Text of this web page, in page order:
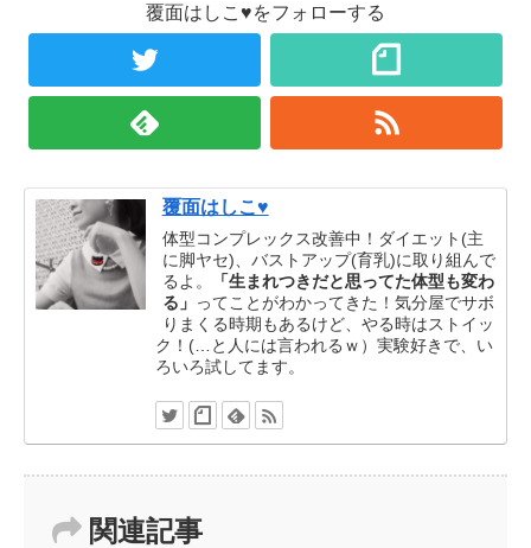
覆面はしこ♥をフォローする
覆面はしこ♥
体型コンプレックス改善中！ダイエット(主
に脚ヤセ)、バストアップ(育乳)に取り組んで
るよ。
「生まれつきだと思ってた体型も変わ
る」 ってことがわかってきた！気分屋でサボ
りまくる時期もあるけど、やる時はストイッ
ク！(…と人には言われるｗ）実験好きで、い
ろいろ試してます。
関連記事